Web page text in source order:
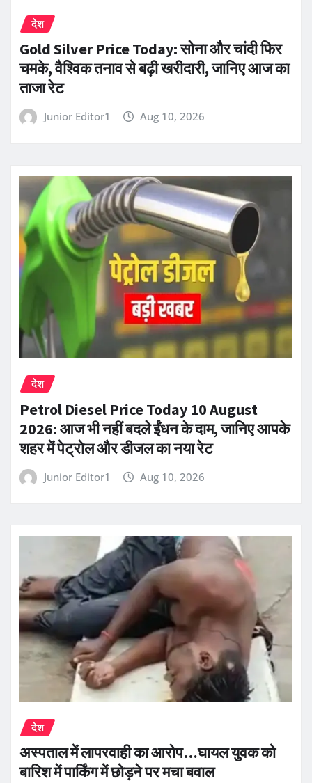
देश
Gold Silver Price Today: सोना और चांदी फिर
चमके, वैश्विक तनाव से बढ़ी खरीदारी, जानिए आज का
ताजा रेट
Junior Editor1 Aug 10, 2026
देश
Petrol Diesel Price Today 10 August
2026: आज भी नहीं बदले ईंधन के दाम, जानिए आपके
शहर में पेट्रोल और डीजल का नया रेट
Junior Editor1 Aug 10, 2026
देश
अस्पताल में लापरवाही का आरोप…घायल युवक को
बारिश में पार्किंग में छोड़ने पर मचा बवाल